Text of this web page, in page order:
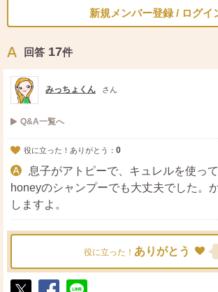
新規メンバー登録 / ログイ
回答 17件
みっちょくん さん
Q&A一覧へ
役に立った！ありがとう： 0
息子がアトピーで、キュレルを使って
honeyのシャンプーでも大丈夫でした。
しますよ。
役に立った！ ありがとう